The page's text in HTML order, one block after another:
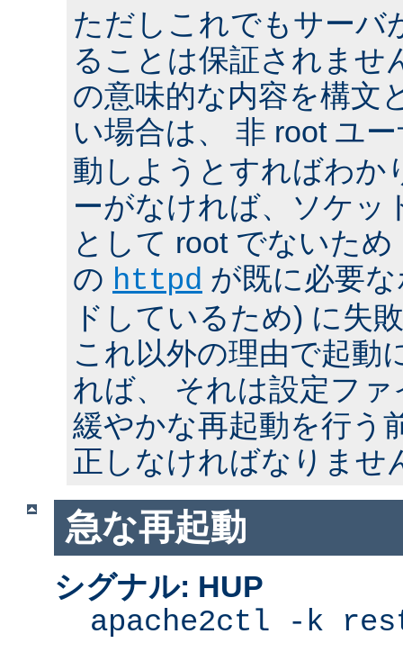
ただしこれでもサーバ
ることは保証されませ
の意味的な内容を構文
い場合は、 非 root ユ
動しようとすればわか
ーがなければ、ソケッ
として root でないた
の httpd が既に必要
ドしているため) に失
これ以外の理由で起動
れば、 それは設定フ
緩やかな再起動を行う
正しなければなりませ
急な再起動
シグナル: HUP
apache2ctl -k